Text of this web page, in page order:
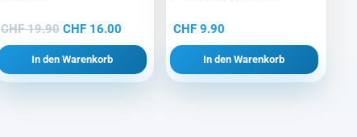
CHF19.90 Ursprünglicher
Preis
war:
CHF 19.90
CHF 16.00
Preis
CHF 16.00.
In den Warenkorb
CHF9.90
In den Warenkorb